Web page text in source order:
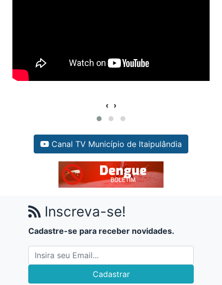
‹ ›
Canal TV Município de Itaipulândia
Inscreva-se!
Cadastre-se para receber novidades.
Cadastrar